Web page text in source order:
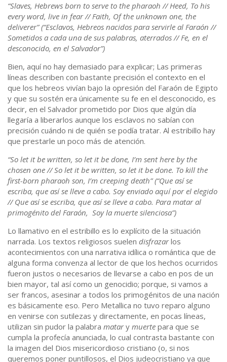
“Slaves, Hebrews born to serve to the pharaoh // Heed, To his
every word, live in fear // Faith, Of the unknown one, the
deliverer” (“Esclavos, Hebreos nacidos para servirle al Faraón //
Sometidos a cada una de sus palabras, aterrados // Fe, en el
desconocido, en el Salvador”)
Bien, aquí no hay demasiado para explicar; Las primeras
líneas describen con bastante precisión el contexto en el
que los hebreos vivían bajo la opresión del Faraón de Egipto
y que su sostén era únicamente su fe en el desconocido, es
decir, en el Salvador prometido por Dios que algún día
llegaría a liberarlos aunque los esclavos no sabían con
precisión cuándo ni de quién se podía tratar. Al estribillo hay
que prestarle un poco más de atención.
“So let it be written, so let it be done, I’m sent here by the
chosen one // So let it be written, so let it be done. To kill the
first-born pharaoh son, I’m creeping death” (“Que así se
escriba, que así se lleve a cabo. Soy enviado aquí por el elegido
// Que así se escriba, que así se lleve a cabo. Para matar al
primogénito del Faraón, Soy la muerte silenciosa”)
Lo llamativo en el estribillo es lo explícito de la situación
narrada. Los textos religiosos suelen disfrazarlos
acontecimientos con una narrativa idílica o romántica que de
alguna forma convenza al lector de que los hechos ocurridos
fueron justos o necesarios de llevarse a cabo en pos de un
bien mayor, tal así como un genocidio; porque, si vamos a
ser francos, asesinar a todos los primogénitos de una nación
es básicamente eso. Pero Metallica no tuvo reparo alguno
en venirse con sutilezas y directamente, en pocas líneas,
utilizan sin pudor la palabra matary muerte para que se
cumpla la profecía anunciada, lo cual contrasta bastante con
la imagen del Dios misericordioso cristiano (o, si nos
queremos poner puntillosos, el Dios judeocristiano ya que